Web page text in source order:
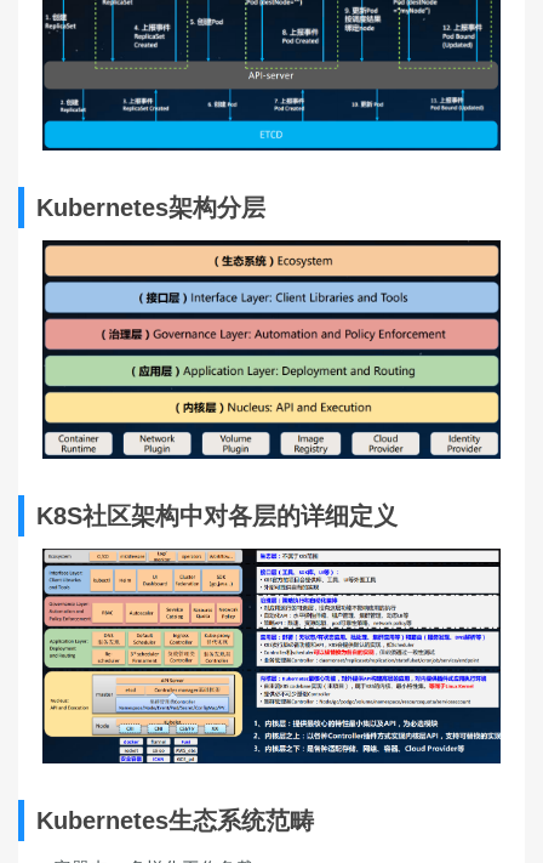
Kubernetes架构分层
K8S社区架构中对各层的详细定义
Kubernetes生态系统范畴